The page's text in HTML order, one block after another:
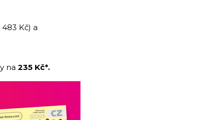
Kč) a
na 235 Kč*.